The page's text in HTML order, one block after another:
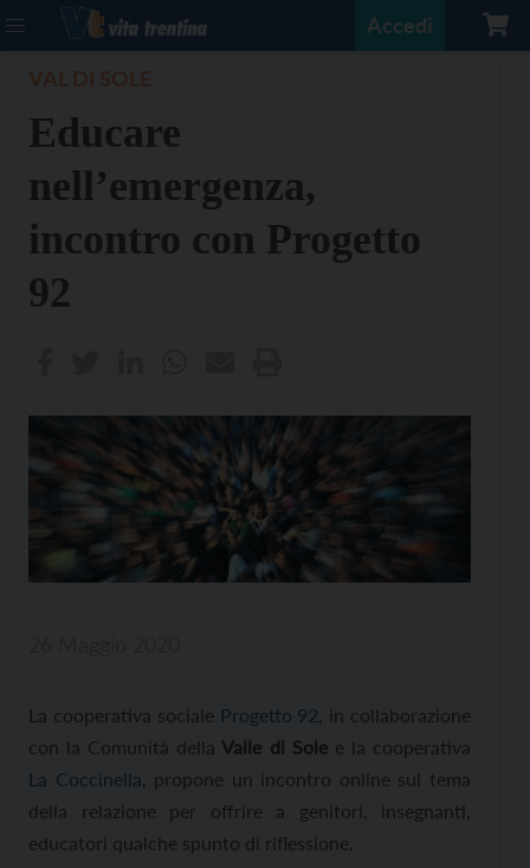
Accedi
Educare
nell’emergenza,
incontro con Progetto
92
La cooperativa sociale Progetto 92, in collaborazione
con la Comunità della Valle di Solee la cooperativa
La Coccinella, propone un incontro online sul tema
della relazione per offrire a genitori, insegnanti,
educatori qualche spunto di riflessione.